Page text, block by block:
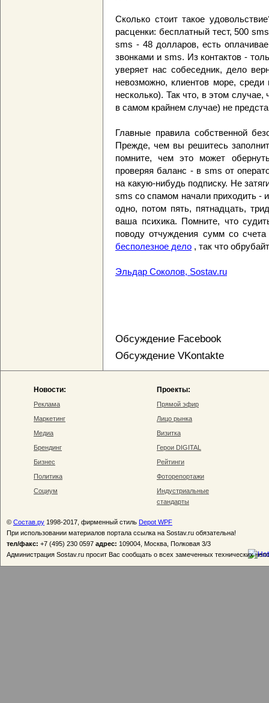
Сколько стоит такое
расценки: бесплатный тест, 500
sms - 48 долларов, есть
звонками и sms. Из контактов -
уверяет нас собеседник, дело
невозможно, клиентов море,
несколько). Так что, в этом
в самом крайнем случае) не
Главные правила собственной
Прежде, чем вы решитесь
помните, чем это может
проверяя баланс - в sms от
на какую-нибудь подписку. Не
sms со спамом начали приходить -
одно, потом пять, пятнадцать,
ваша психика. Помните, что
поводу отчуждения сумм со
бесполезное дело , так что
Эльдар Соколов, Sostav.ru
Обсуждение Facebook
Обсуждение VKontakte
Новости:
Реклама
Маркетинг
Медиа
Брендинг
Бизнес
Политика
Социум
Проекты:
Прямой эфир
Лицо рынка
Визитка
Герои DIGITAL
Рейтинги
Фоторепортажи
Индустриальные
стандарты
© Состав.ру 1998-2017, фирменный стиль Depot WPF
При использовании материалов портала ссылка на Sostav.ru обязательна!
тел/факс: +7 (495) 230 0597 адрес: 109004, Москва, Полковая 3/3
Администрация Sostav.ru просит Вас сообщать о всех замеченных технических